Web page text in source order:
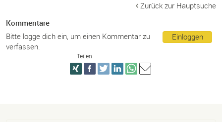
Zurück zur Hauptsuche
Kommentare
Einloggen
Bitte logge dich ein, um einen Kommentar zu
verfassen.
Teilen